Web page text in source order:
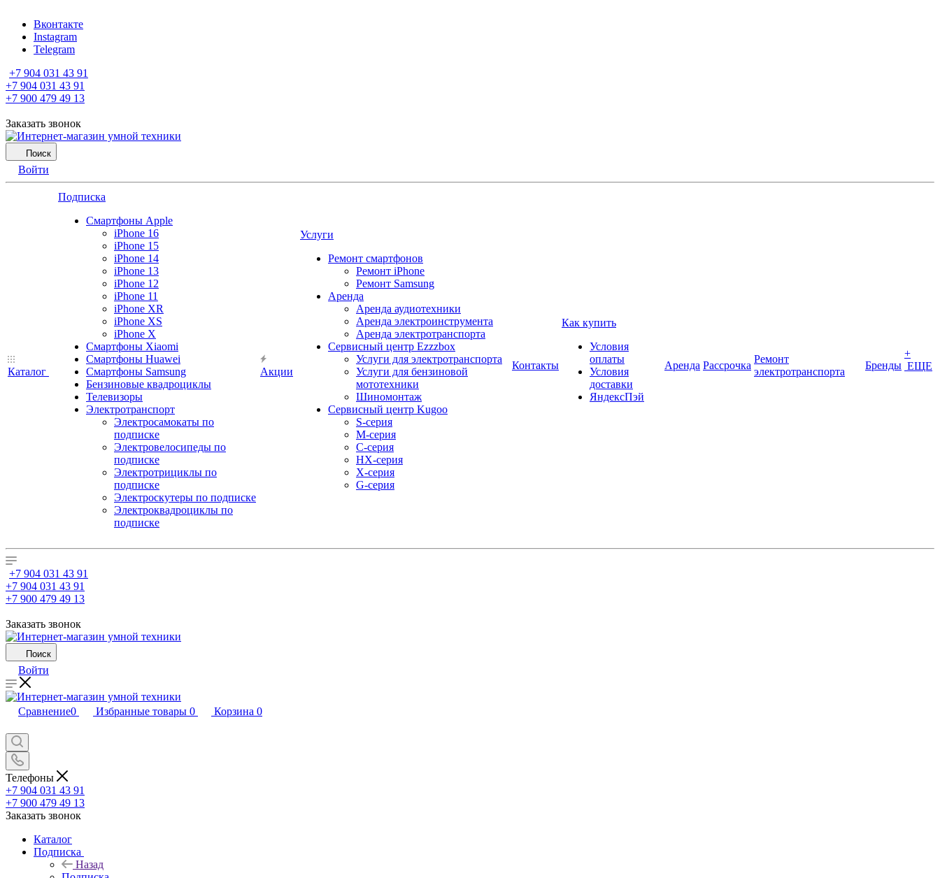
Вконтакте
Instagram
Telegram
+7 904 031 43 91
+7 904 031 43 91
+7 900 479 49 13
Заказать звонок
Поиск
Войти
Каталог
Подписка
Смартфоны Apple
iPhone 16
iPhone 15
iPhone 14
iPhone 13
iPhone 12
iPhone 11
iPhone XR
iPhone XS
iPhone X
Смартфоны Xiaomi
Смартфоны Huawei
Смартфоны Samsung
Бензиновые квадроциклы
Телевизоры
Электротранспорт
Электросамокаты по
подписке
Электровелосипеды по
подписке
Электротрициклы по
подписке
Электроскутеры по подписке
Электроквадроциклы по
подписке
Акции
Услуги
Ремонт смартфонов
Ремонт iPhone
Ремонт Samsung
Аренда
Аренда аудиотехники
Аренда электроинструмента
Аренда электротранспорта
Сервисный центр Ezzzbox
Услуги для электротранспорта
Услуги для бензиновой
мототехники
Шиномонтаж
Сервисный центр Kugoo
S-cерия
M-серия
С-серия
HX-серия
X-серия
G-серия
Контакты
Как купить
Условия
оплаты
Условия
доставки
ЯндексПэй
Аренда Рассрочка
Ремонт
электротранспорта
Бренды
+
ЕЩЕ
+7 904 031 43 91
+7 904 031 43 91
+7 900 479 49 13
Заказать звонок
Поиск
Войти
Сравнение0 Избранные товары 0 Корзина 0
Телефоны
+7 904 031 43 91
+7 900 479 49 13
Заказать звонок
Каталог
Подписка
Назад